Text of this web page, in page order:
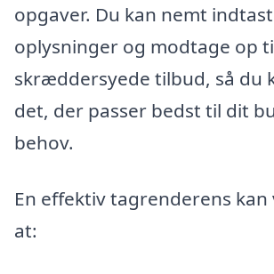
opgaver. Du kan nemt
oplysninger og modtage op
skræddersyede tilbud, så du
det, der passer bedst til dit
behov.
En effektiv tagrenderens
at: